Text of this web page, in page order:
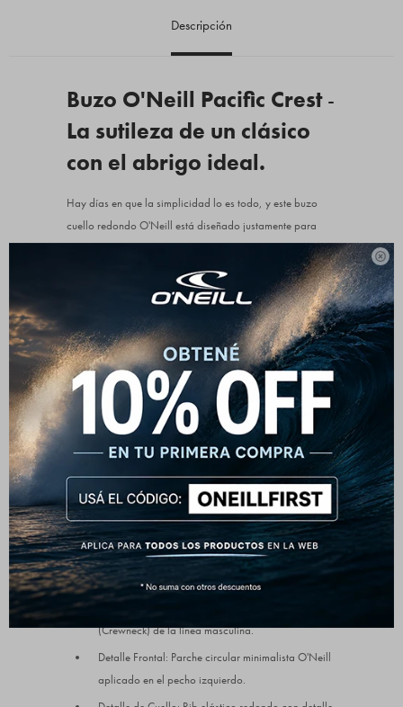

Descripción
Buzo O'Neill Pacific Crest-
La sutileza de un clásico
con el abrigo ideal.
Hay días en que la simplicidad lo es todo, y este buzo
cuello redondo O'Neill está diseñado justamente para
esos momentos. Al dejar de lado las estampas gigantes y
apostar por un aplique circular fino y discreto, se
convierte en una prenda sumamente versátil que combina
impecable con jeans abiertos, pantalones cargo o
joggings relajados.
Su paleta de colores que incluye un azul acero súper
moderno, un beige arena muy natural y el infaltable negro
mate te soluciona el outfit para ir a estudiar, trabajar
cómodamente o simplemente disfrutar de un fin de semana
descansando. Es ese buzo que te pones sin pensar,
porque siempre rinde bien.
Detalles que marcan la diferencia:
Composición: 60% Algodón, 40% Poliéster (Tejido
de frisa premium de gramaje medio).
(Crewneck) de la línea masculina.
Detalle Frontal: Parche circular minimalista O'Neill
aplicado en el pecho izquierdo.